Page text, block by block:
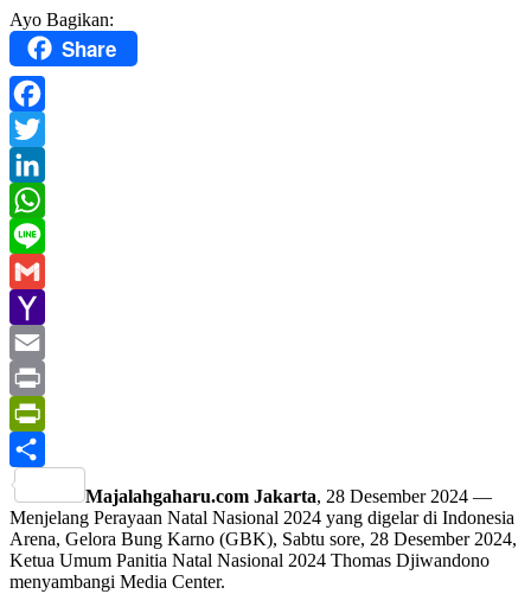
Ayo Bagikan:
Share
Facebook
Twitter
LinkedIn
WhatsApp
Line
Gmail
Yahoo
Mail
Email
Print
PrintFriendly
Share
Majalahgaharu.com Jakarta, 28 Desember 2024 —
Menjelang Perayaan Natal Nasional 2024 yang digelar di Indonesia
Arena, Gelora Bung Karno (GBK), Sabtu sore, 28 Desember 2024,
Ketua Umum Panitia Natal Nasional 2024 Thomas Djiwandono
menyambangi Media Center.